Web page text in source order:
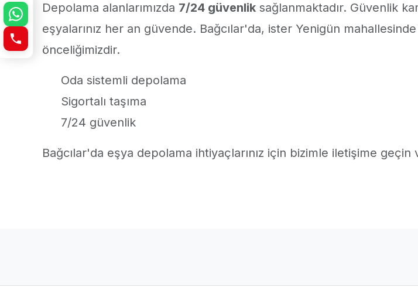
Depolama alanlarımızda 7/24 güvenlik sağlanmaktadır. Güvenlik
eşyalarınız her an güvende. Bağcılar'da, ister Yenigün
önceliğimizdir.
Oda sistemli depolama
Sigortalı taşıma
7/24 güvenlik
Bağcılar'da eşya depolama ihtiyaçlarınız için bizimle iletişime geçin